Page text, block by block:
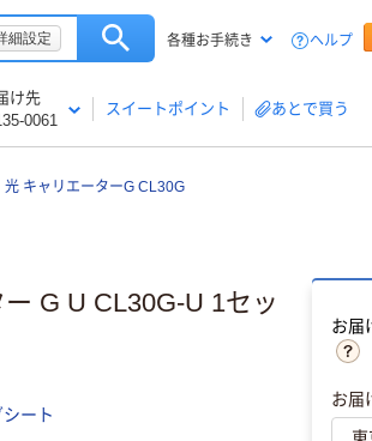
細設定 各種お手続き ヘルプ
け先
0061
スイートポイント あとで買う
光 キャリエーターG CL30G
G U CL30G-U 1セッ
ート
お届
お届